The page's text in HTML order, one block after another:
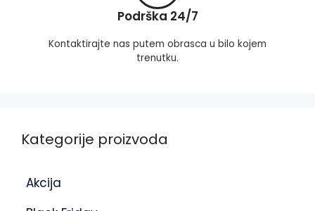
Podrška 24/7
Kontaktirajte nas putem obrasca u bilo kojem
trenutku.
Kategorije proizvoda
Akcija